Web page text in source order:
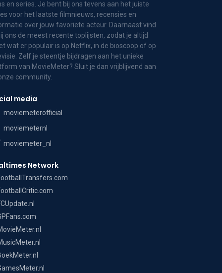
en series. Je bent bij ons tevens aan het juiste
voor het laatste filmnieuws, recensies en
over jouw favoriete acteur. Daarnaast vind
ons de meest recente toplijsten, zodat je altijd
wat er populair is op Netflix, in de bioscoop of op
Zelf je steentje bijdragen aan het unieke
van MovieMeter? Sluit je dan vrijblijvend aan
community.
media
moviemeterofficial
moviemeternl
moviemeter_nl
Network